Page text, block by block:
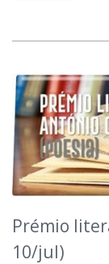
Prémio
10/jul)